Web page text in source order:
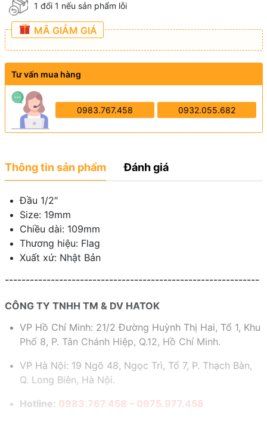
1 đổi 1 nếu sản phẩm lỗi
MÃ GIẢM GIÁ
Tư vấn mua hàng
0983.767.458 0932.055.682
Thông tin sản phẩm Đánh giá
Đầu 1/2″
Size: 19mm
Chiều dài: 109mm
Thương hiệu: Flag
Xuất xứ: Nhật Bản
-------------------------------------------------------------
CÔNG TY TNHH TM & DV HATOK
VP Hồ Chí Minh: 21/2 Đường Huỳnh Thị Hai, Tổ 1, Khu
Phố 8, P. Tân Chánh Hiệp, Q.12, Hồ Chí Minh.
VP Hà Nội: 19 Ngõ 48, Ngọc Trì, Tổ 7, P. Thạch Bàn,
Q. Long Biên, Hà Nội.
Hotline: 0983.767.458 – 0975.977.458